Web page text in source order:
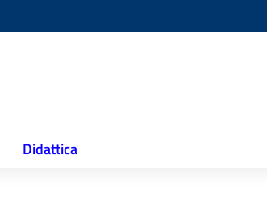
Didattica